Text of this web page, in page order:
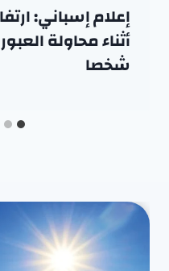
إعلام إسباني:
شخصا